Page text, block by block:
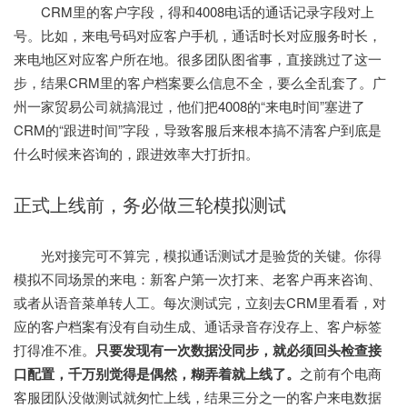
CRM里的客户字段，得和4008电话的通话记录字段对上
号。比如，来电号码对应客户手机，通话时长对应服务时长，
来电地区对应客户所在地。很多团队图省事，直接跳过了这一
步，结果CRM里的客户档案要么信息不全，要么全乱套了。广
州一家贸易公司就搞混过，他们把4008的“来电时间”塞进了
CRM的“跟进时间”字段，导致客服后来根本搞不清客户到底是
什么时候来咨询的，跟进效率大打折扣。
正式上线前，务必做三轮模拟测试
光对接完可不算完，模拟通话测试才是验货的关键。你得
模拟不同场景的来电：新客户第一次打来、老客户再来咨询、
或者从语音菜单转人工。每次测试完，立刻去CRM里看看，对
应的客户档案有没有自动生成、通话录音存没存上、客户标签
打得准不准。 只要发现有一次数据没同步，就必须回头检查接
口配置，千万别觉得是偶然，糊弄着就上线了。 之前有个电商
客服团队没做测试就匆忙上线，结果三分之一的客户来电数据